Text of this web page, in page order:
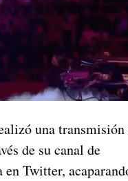
una transmisión
de su canal de
Twitter,